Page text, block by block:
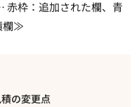
枠：追加された欄、青
欄≫
の変更点